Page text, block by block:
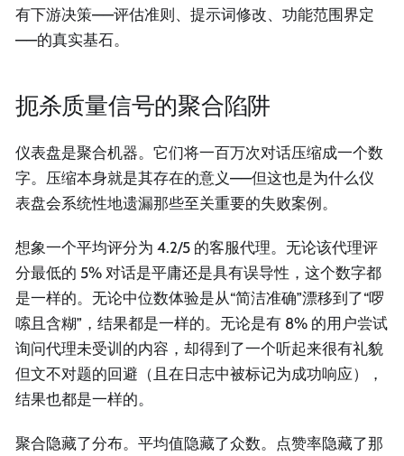
有下游决策——评估准则、提示词修改、功能范围界定
——的真实基石。
扼杀质量信号的聚合陷阱
仪表盘是聚合机器。它们将一百万次对话压缩成一个数
字。压缩本身就是其存在的意义——但这也是为什么仪
表盘会系统性地遗漏那些至关重要的失败案例。
想象一个平均评分为 4.2/5 的客服代理。无论该代理评
分最低的 5% 对话是平庸还是具有误导性，这个数字都
是一样的。无论中位数体验是从“简洁准确”漂移到了“啰
嗦且含糊”，结果都是一样的。无论是有 8% 的用户尝试
询问代理未受训的内容，却得到了一个听起来很有礼貌
但文不对题的回避（且在日志中被标记为成功响应），
结果也都是一样的。
聚合隐藏了分布。平均值隐藏了众数。点赞率隐藏了那